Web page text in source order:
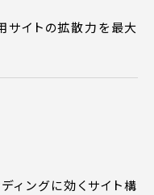
サイトの拡散力を最大
ィングに効くサイト構